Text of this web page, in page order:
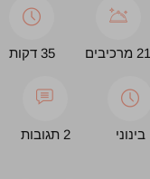
21 מרכיבים 35 דקות
בינוני 2 תגובות